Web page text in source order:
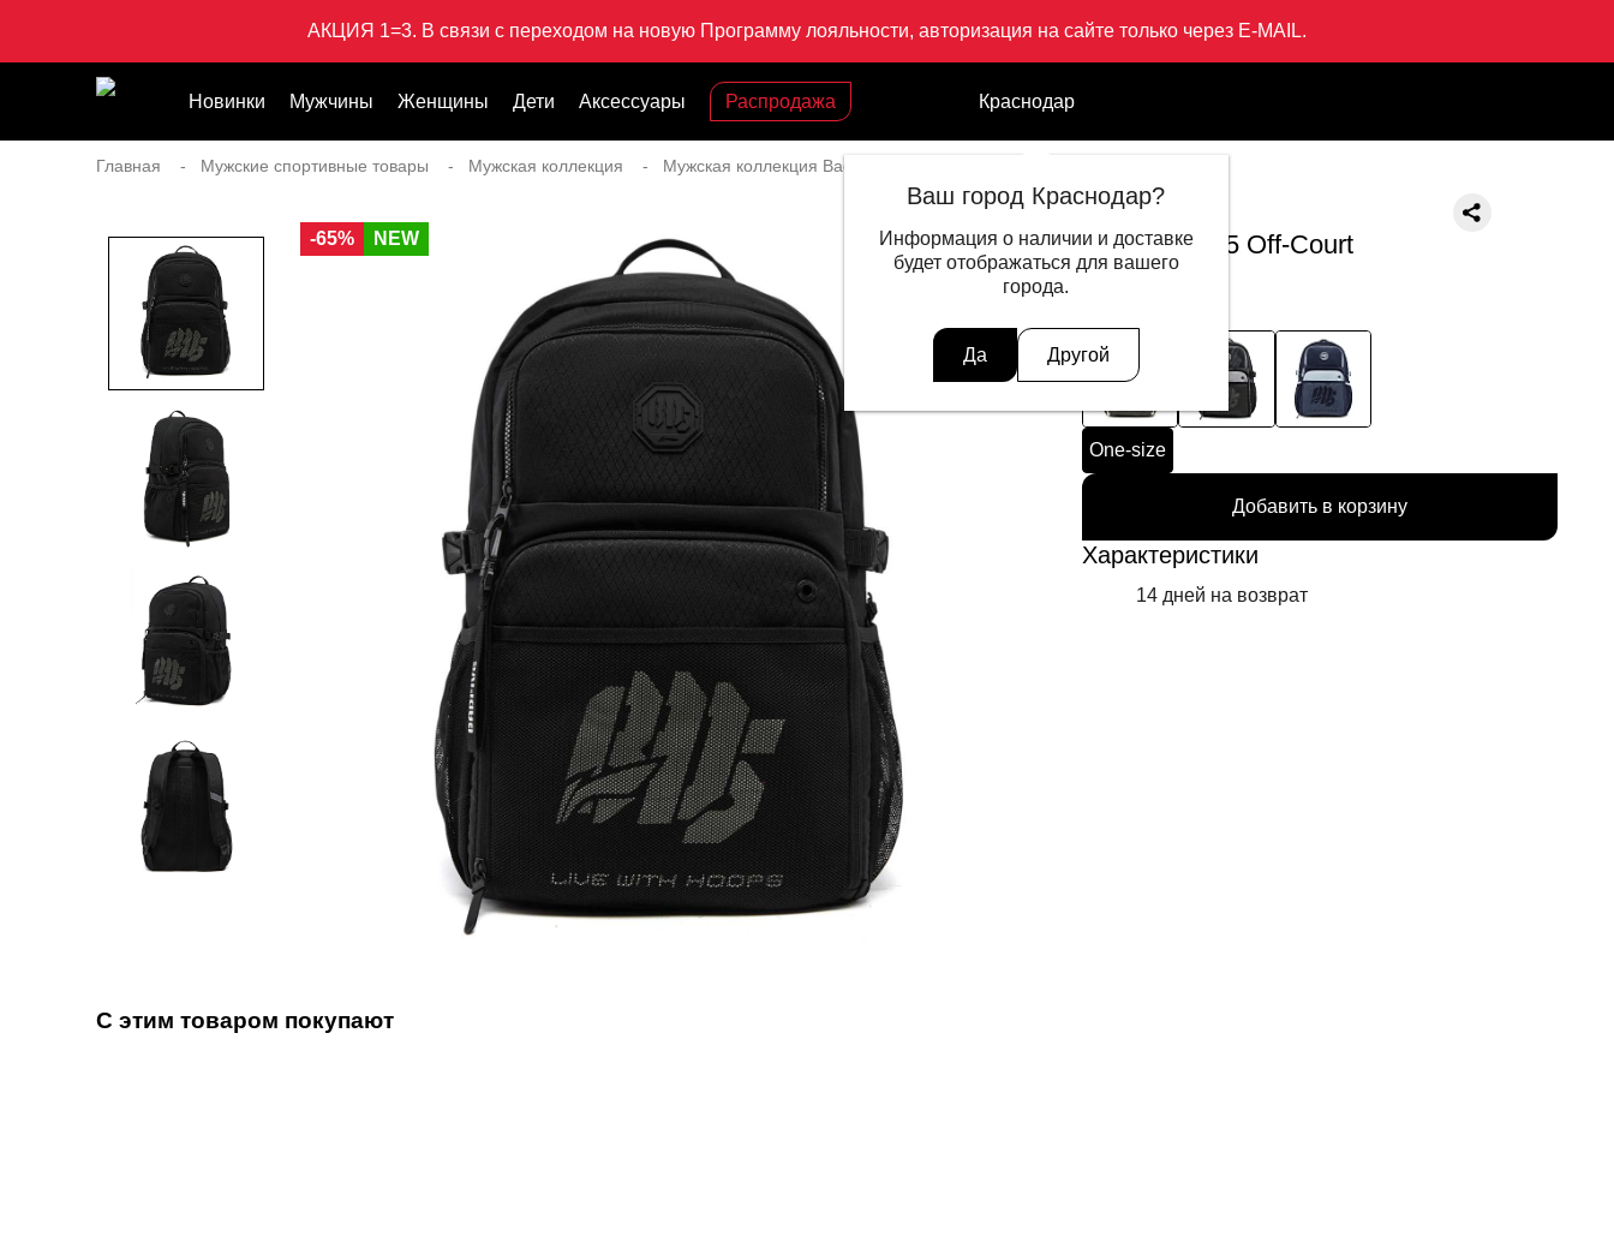
АКЦИЯ 1=3. В связи с переходом на новую Программу лояльности, авторизация на сайте только через E-MAIL.
Новинки Мужчины Женщины Дети Аксессуары Распродажа Краснодар
Ваш город Краснодар?
Информация о наличии и доставке
будет отображаться для вашего
города.
Да Другой
Главная Мужские спортивные товары Мужская коллекция Мужская коллекция Badfive
-65% NEW
LI-NING
Рюкзак Bad5 Off-Court
8 499 ₽
One-size
Добавить в корзину
Характеристики
14 дней на возврат
С этим товаром покупают